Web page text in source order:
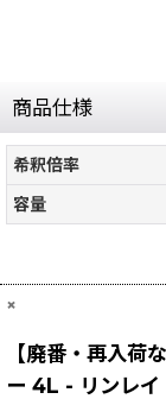
商品仕様
希釈倍率
容量
×
【廃番・再入荷
ー 4L - リンレイ